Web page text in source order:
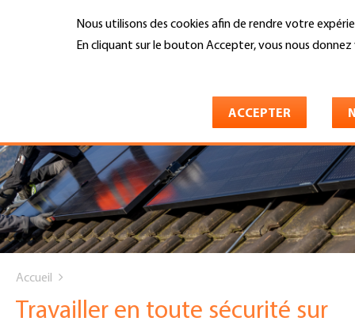
Nous utilisons des cookies afin de rendre votre
En cliquant sur le bouton Accepter, vous nous
ACCEPTER
are
here
Accueil
Travailler en toute sécurité sur